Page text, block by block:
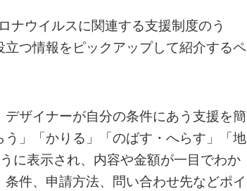
ナウイルスに関連する支援制度のう
つ情報をピックアップして紹介するペ
ザイナーが自分の条件にあう支援を簡
」「かりる」「のばす・へらす」「地
に表示され、内容や金額が一目でわか
件、申請方法、問い合わせ先などポイ